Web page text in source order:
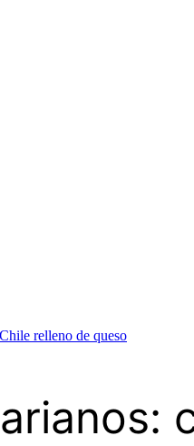
relleno de queso